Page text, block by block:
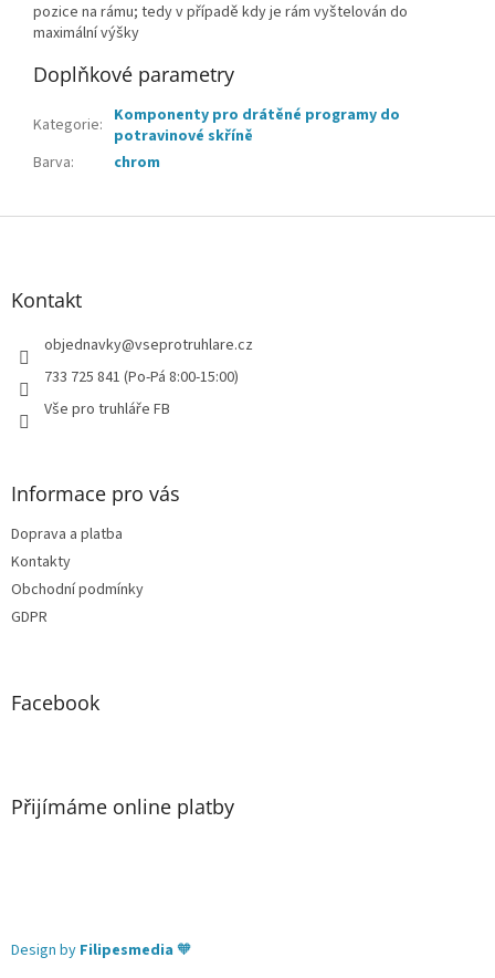
pozice na rámu; tedy v případě kdy je rám vyštelován do
maximální výšky
Doplňkové parametry
Kategorie: Komponenty pro drátěné programy do
potravinové skříně
Barva: chrom
Z
Kontakt
objednavky@vseprotruhlare.cz
733 725 841 (Po-Pá 8:00-15:00)
Vše pro truhláře FB
Informace pro vás
Doprava a platba
Kontakty
Obchodní podmínky
GDPR
Facebook
Přijímáme online platby
Design by Filipesmedia 🧡